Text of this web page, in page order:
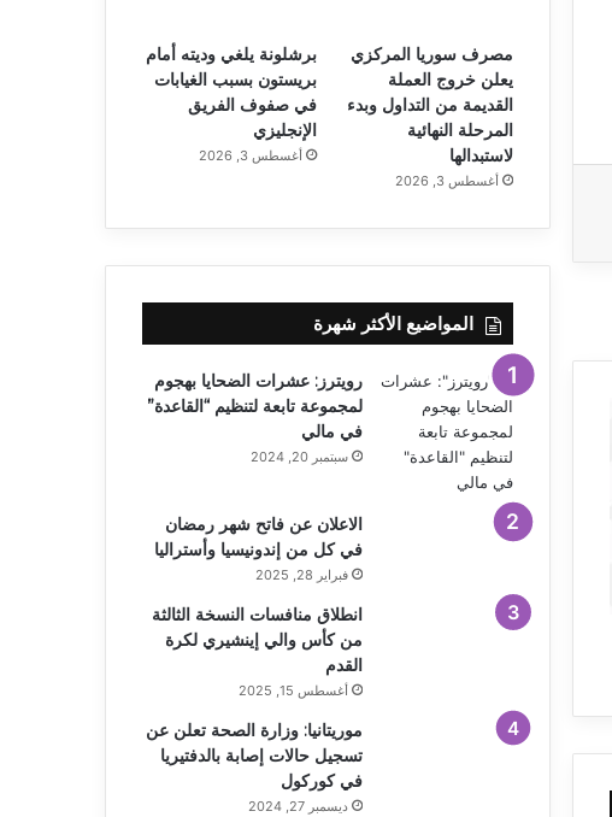
مصرف سوريا المركزي
يعلن خروج العملة
القديمة من التداول وبدء
المرحلة النهائية
لاستبدالها
أغسطس 3, 2026
برشلونة يلغي وديته أمام
بريستون بسبب الغيابات
في صفوف الفريق
الإنجليزي
أغسطس 3, 2026
المواضيع الأكثر شهرة
رويترز: عشرات الضحايا بهجوم
لمجموعة تابعة لتنظيم “القاعدة”
في مالي
سبتمبر 20, 2024
الاعلان عن فاتح شهر رمضان
في كل من إندونيسيا وأستراليا
فبراير 28, 2025
انطلاق منافسات النسخة الثالثة
من كأس والي إينشيري لكرة
القدم
أغسطس 15, 2025
موريتانيا: وزارة الصحة تعلن عن
تسجيل حالات إصابة بالدفتيريا
في كوركول
ديسمبر 27, 2024